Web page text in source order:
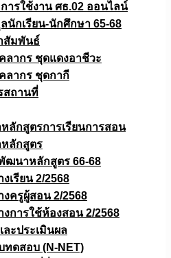
ารใช้งาน ศธ.02 ออนไลน์
นักเรียน-นักศึกษา 65-68
สัมพันธ์
ลากร ชุดแดงอาชีวะ
ลากร ชุดกากี
สถานที่
ลักสูตรการเรียนการสอน
ลักสูตร
ฒนาหลักสูตร 66-68
งเรียน 2/2568
งครูผู้สอน 2/2568
งการใช้ห้องสอน 2/2568
ละประเมินผล
ทดสอบ (N-NET)